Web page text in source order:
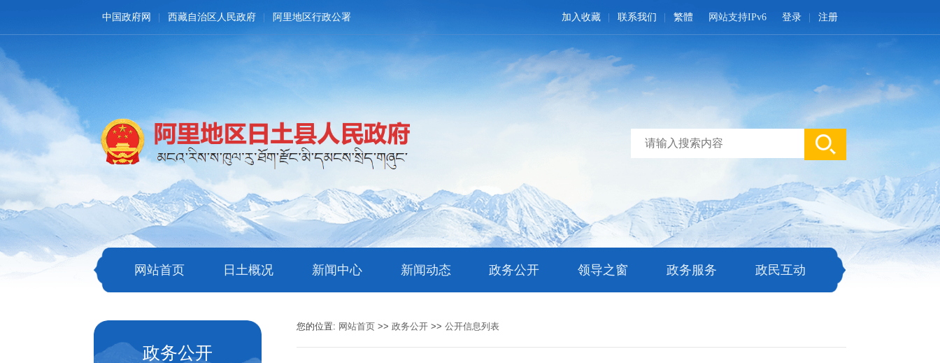
中国政府网 西藏自治区人民政府 阿里地区行政公署 登录 注册
网站支持IPv6
加入收藏 联系我们 繁體
网站首页 日土概况 新闻中心 新闻动态 政务公开 领导之窗 政务服务 政民互动
政务公开
您的位置: 网站首页 >>政务公开 >>公开信息列表